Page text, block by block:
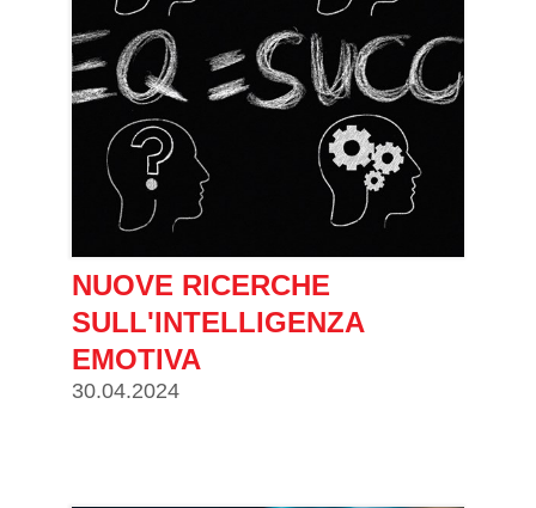
NUOVE RICERCHE
SULL'INTELLIGENZA
EMOTIVA
30.04.2024